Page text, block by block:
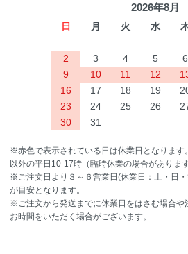
2026年8月
日 月 火 水
2
3 4 5 6
9
10 11 12
16
17 18 19
23
24 25 26
30
31
※赤色で表示されている日は休業日となります
以外の平日10-17時（臨時休業の場合があります
※ご注文日より３～６営業日(休業日：土・日
が目安となります。
※ご注文から発送までに休業日をはさむ場合や
お時間をいただく場合がございます。